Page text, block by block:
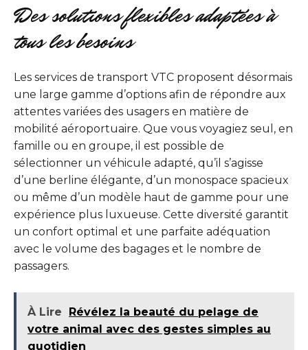
Des solutions flexibles adaptées à
tous les besoins
Les services de transport VTC proposent désormais
une large gamme d’options afin de répondre aux
attentes variées des usagers en matière de
mobilité aéroportuaire. Que vous voyagiez seul, en
famille ou en groupe, il est possible de
sélectionner un véhicule adapté, qu’il s’agisse
d’une berline élégante, d’un monospace spacieux
ou même d’un modèle haut de gamme pour une
expérience plus luxueuse. Cette diversité garantit
un confort optimal et une parfaite adéquation
avec le volume des bagages et le nombre de
passagers.
À Lire
Révélez la beauté du pelage de
votre animal avec des gestes simples au
quotidien